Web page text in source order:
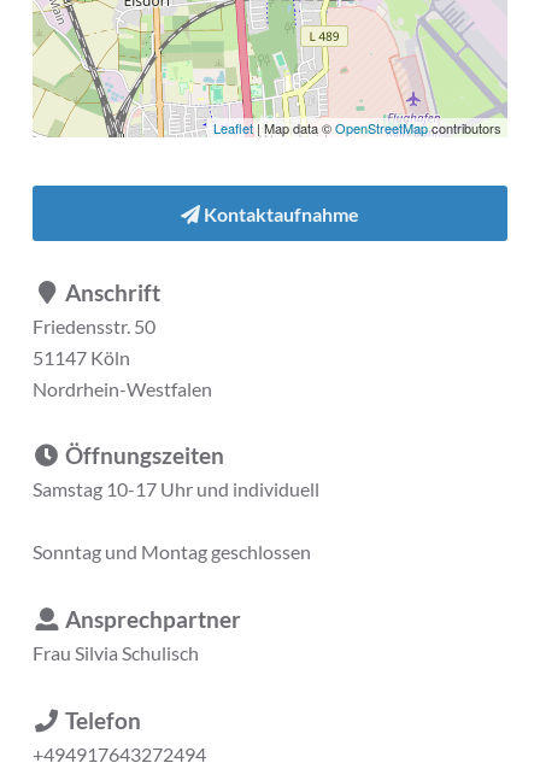
Leaflet| Map data ©OpenStreetMapcontributors
Kontaktaufnahme
Anschrift
Friedensstr. 50
51147 Köln
Nordrhein-Westfalen
Öffnungszeiten
Samstag 10-17 Uhr und individuell
Sonntag und Montag geschlossen
Ansprechpartner
Frau Silvia Schulisch
Telefon
+494917643272494